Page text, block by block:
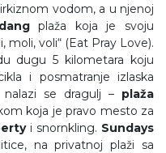
vodom, a u njenoj
plaža koja je svoju
voli“ (Eat Pray Love).
dugu 5 kilometara koju
i posmatranje izlaska
se dragulj – plaža
koja je pravo mesto za
i snornkling. Sundays
na privatnoj plaži sa